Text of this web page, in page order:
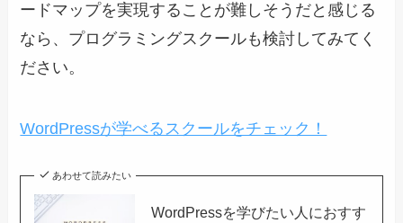
ードマップを実現することが難しそうだと感じる
なら、プログラミングスクールも検討してみてく
ださい。
WordPressが学べるスクールをチェック！
あわせて読みたい
WordPressを学びたい人におすす